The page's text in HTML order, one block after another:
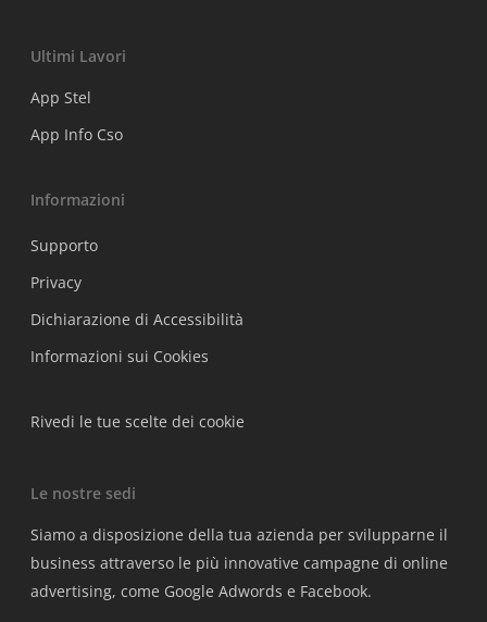
Ultimi Lavori
App Stel
App Info Cso
Informazioni
Supporto
Privacy
Dichiarazione di Accessibilità
Informazioni sui Cookies
Rivedi le tue scelte dei cookie
Le nostre sedi
Siamo a disposizione della tua azienda per svilupparne il
business attraverso le più innovative campagne di online
advertising, come Google Adwords e Facebook.